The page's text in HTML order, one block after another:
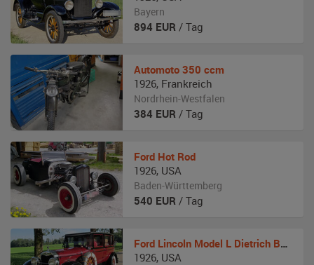
Bayern
894 EUR / Tag
Automoto 350 ccm
1926, Frankreich
Nordrhein-Westfalen
384 EUR / Tag
Ford Hot Rod
1926, USA
Baden-Württemberg
540 EUR / Tag
Ford Lincoln Model L Dietrich Berline
1926, USA